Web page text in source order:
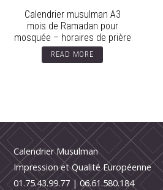
Calendrier musulman A3
mois de Ramadan pour
mosquée – horaires de prière
READ MORE
Calendrier Musulman
Impression et Qualité Européenne
01.75.43.99.77 |06.61.580.184